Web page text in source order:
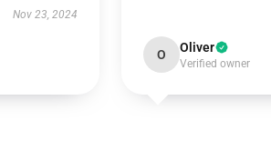
Nov 23, 2024
O Oliver
Verified owner